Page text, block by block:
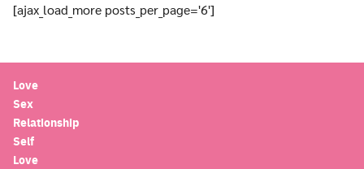
[ajax_load_more posts_per_page='6']
Love
Sex
Relationship
Self
Love